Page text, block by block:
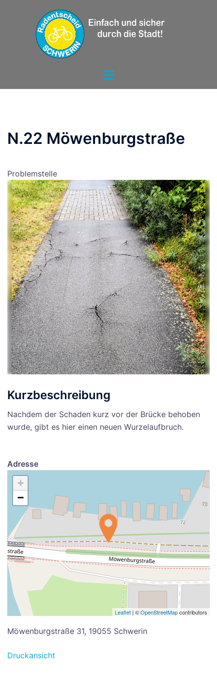
Menü
N.22 Möwenburgstraße
Problemstelle
Kurzbeschreibung
Nachdem der Schaden kurz vor der Brücke behoben
wurde, gibt es hier einen neuen Wurzelaufbruch.
Adresse
+
−
Leaflet | ©OpenStreetMapcontributors
Möwenburgstraße 31, 19055 Schwerin
Druckansicht